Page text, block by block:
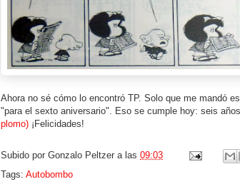
Ahora no sé cómo lo encontró TP. Solo que me mandó
"para el sexto aniversario". Eso se cumple hoy: seis
plomo) ¡Felicidades!
Subido por Gonzalo Peltzer a las 09:03
Tags: Autobombo